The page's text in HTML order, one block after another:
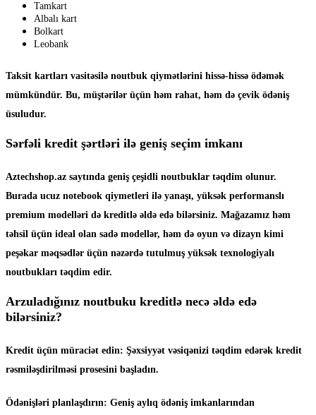
Tamkart
Albalı kart
Bolkart
Leobank
Taksit kartları vasitəsilə noutbuk qiymətlərini hissə-hissə ödəmək
mümkündür. Bu, müştərilər üçün həm rahat, həm də çevik ödəniş
üsuludur.
Sərfəli kredit şərtləri ilə geniş seçim imkanı
Aztechshop.az saytında geniş çeşidli noutbuklar təqdim olunur.
Burada ucuz notebook qiymetleri ilə yanaşı, yüksək performanslı
premium modelləri də kreditlə əldə edə bilərsiniz. Mağazamız həm
təhsil üçün ideal olan sadə modellər, həm də oyun və dizayn kimi
peşəkar məqsədlər üçün nəzərdə tutulmuş yüksək texnologiyalı
noutbukları təqdim edir.
Arzuladığınız noutbuku kreditlə necə əldə edə
bilərsiniz?
Kredit üçün müraciət edin: Şəxsiyyət vəsiqənizi təqdim edərək kredit
rəsmiləşdirilməsi prosesini başladın.
Ödənişləri planlaşdırın: Geniş aylıq ödəniş imkanlarından